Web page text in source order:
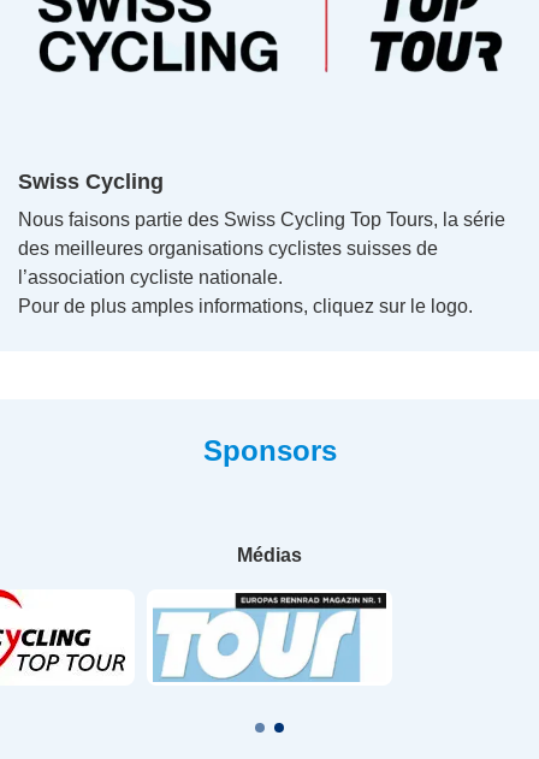
Swiss Cycling
Nous faisons partie des Swiss Cycling Top Tours, la série
des meilleures organisations cyclistes suisses de
l’association cycliste nationale.
Pour de plus amples informations, cliquez sur le logo.
Sponsors
Médias